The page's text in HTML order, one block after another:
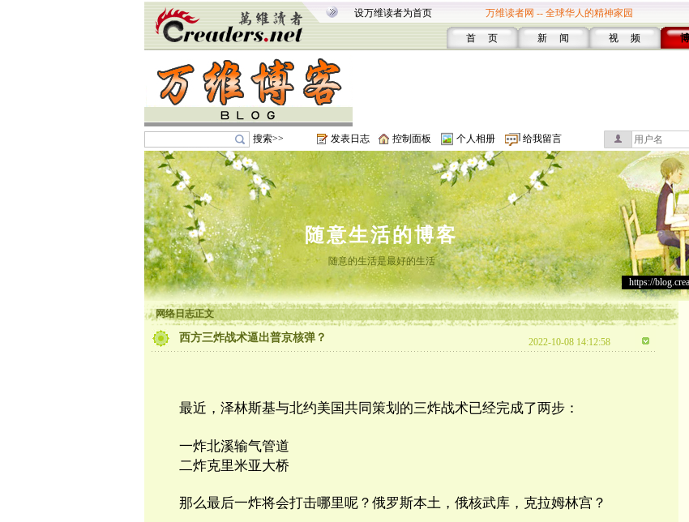
设万维读者为首页 万维读者网 -- 全球华人的精神家园
首 页 新 闻 视 频
搜索>> 发表日志 控制面板 个人相册 给我留言
随意生活的博客
随意的生活是最好的生活
https://
网络日志正文
西方三炸战术逼出普京核弹？ 2022-10-08 14:12:58
最近，泽林斯基与北约美国共同策划的三炸战术已经完成了两步：
一炸北溪输气管道
二炸克里米亚大桥
那么最后一炸将会打击哪里呢？俄罗斯本土，俄核武库，克拉姆林宫？